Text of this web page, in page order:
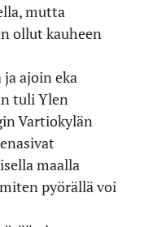
mutta
ollut kauheen
ajoin eka
tuli Ylen
Vartiokylän
maalla
pyörällä voi